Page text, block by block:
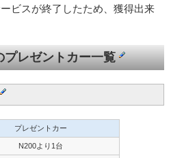
ビスが終了したため、獲得出来
プレゼントカー一覧
プレゼントカー
N200より1台